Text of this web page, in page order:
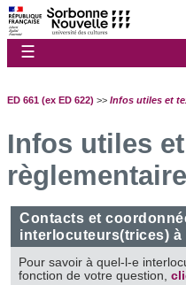
☰
ED 661 (ex ED 622) >> Infos utiles et
Infos utiles
Contacts et
interlocuteurs(trices) à
Pour savoir à quel-l-e
fonction de votre question,